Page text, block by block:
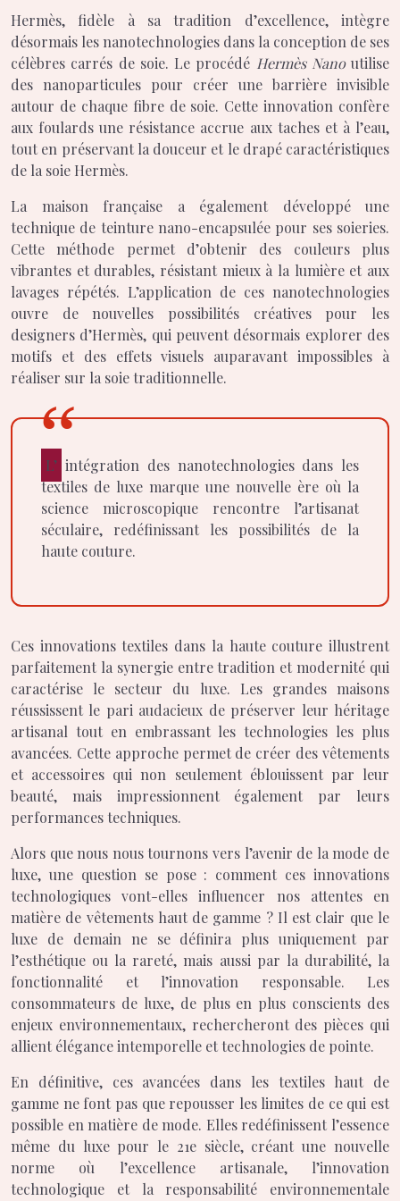
Hermès, fidèle à sa tradition d’excellence, intègre
désormais les nanotechnologies dans la conception de ses
célèbres carrés de soie. Le procédé Hermès Nanoutilise
des nanoparticules pour créer une barrière invisible
autour de chaque fibre de soie. Cette innovation confère
aux foulards une résistance accrue aux taches et à l’eau,
tout en préservant la douceur et le drapé caractéristiques
de la soie Hermès.
La maison française a également développé une
technique de teinture nano-encapsulée pour ses soieries.
Cette méthode permet d’obtenir des couleurs plus
vibrantes et durables, résistant mieux à la lumière et aux
lavages répétés. L’application de ces nanotechnologies
ouvre de nouvelles possibilités créatives pour les
designers d’Hermès, qui peuvent désormais explorer des
motifs et des effets visuels auparavant impossibles à
réaliser sur la soie traditionnelle.
L’intégration des nanotechnologies dans les
textiles de luxe marque une nouvelle ère où la
science microscopique rencontre l’artisanat
séculaire, redéfinissant les possibilités de la
haute couture.
Ces innovations textiles dans la haute couture illustrent
parfaitement la synergie entre tradition et modernité qui
caractérise le secteur du luxe. Les grandes maisons
réussissent le pari audacieux de préserver leur héritage
artisanal tout en embrassant les technologies les plus
avancées. Cette approche permet de créer des vêtements
et accessoires qui non seulement éblouissent par leur
beauté, mais impressionnent également par leurs
performances techniques.
Alors que nous nous tournons vers l’avenir de la mode de
luxe, une question se pose : comment ces innovations
technologiques vont-elles influencer nos attentes en
matière de vêtements haut de gamme ? Il est clair que le
luxe de demain ne se définira plus uniquement par
l’esthétique ou la rareté, mais aussi par la durabilité, la
fonctionnalité et l’innovation responsable. Les
consommateurs de luxe, de plus en plus conscients des
enjeux environnementaux, rechercheront des pièces qui
allient élégance intemporelle et technologies de pointe.
En définitive, ces avancées dans les textiles haut de
gamme ne font pas que repousser les limites de ce qui est
possible en matière de mode. Elles redéfinissent l’essence
même du luxe pour le 21e siècle, créant une nouvelle
norme où l’excellence artisanale, l’innovation
technologique et la responsabilité environnementale